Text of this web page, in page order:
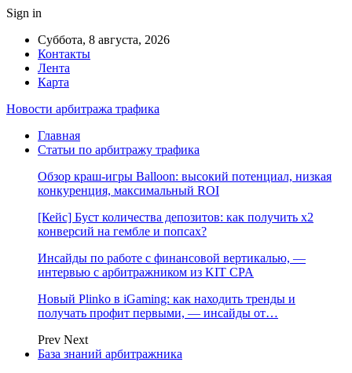
Sign in
Суббота, 8 августа, 2026
Контакты
Лента
Карта
Новости арбитража трафика
Главная
Статьи по арбитражу трафика
Обзор краш-игры Balloon: высокий потенциал, низкая
конкуренция, максимальный ROI
[Кейс] Буст количества депозитов: как получить х2
конверсий на гембле и попсах?
Инсайды по работе с финансовой вертикалью, —
интервью с арбитражником из KIT CPA
Новый Plinko в iGaming: как находить тренды и
получать профит первыми, — инсайды от…
Prev Next
База знаний арбитражника